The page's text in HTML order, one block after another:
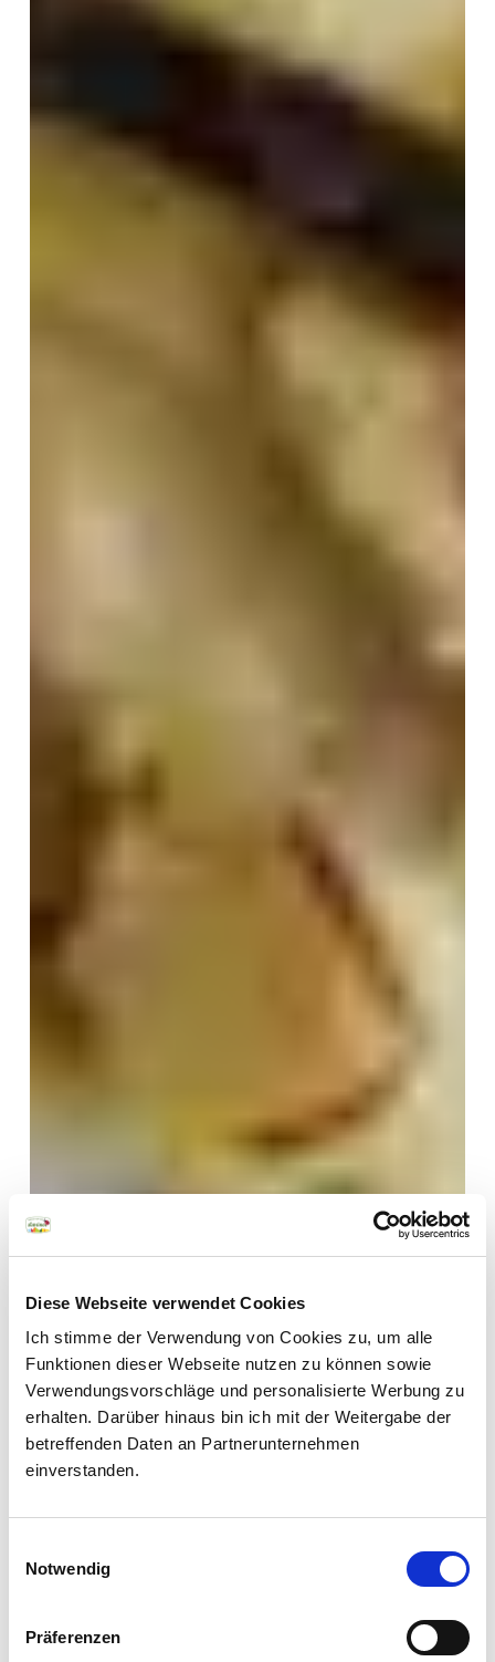
Diese Webseite verwendet Cookies
Ich stimme der Verwendung von Cookies zu, um alle
Funktionen dieser Webseite nutzen zu können sowie
Verwendungsvorschläge und personalisierte Werbung zu
erhalten. Darüber hinaus bin ich mit der Weitergabe der
betreffenden Daten an Partnerunternehmen
einverstanden.
Notwendig
Präferenzen
Newsletter
Vuoi scoprire i sapori
autentici del nostro
territorio? Iscriviti alla
newsletter dei prodotti
di qualità dell’Alto
aggiornato.